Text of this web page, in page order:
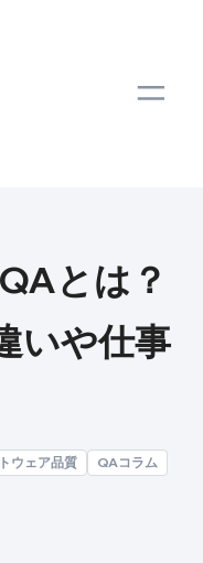
くQAとは？QC・テストの
とは？
いや仕事
ウェア品質 QAコラム